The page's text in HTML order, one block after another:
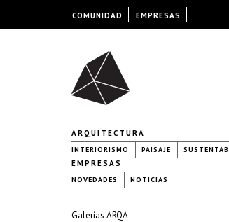
ARQUITECTURA
INTERIORISMO PAISAJE
EMPRESAS
NOVEDADES NOTICIAS
Galerías ARQA
COMUNIDAD EMPRESAS